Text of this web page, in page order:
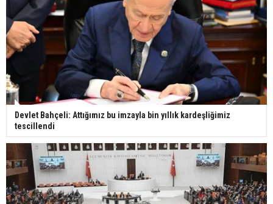
Devlet Bahçeli: Attığımız bu imzayla bin yıllık kardeşliğimiz
tescillendi